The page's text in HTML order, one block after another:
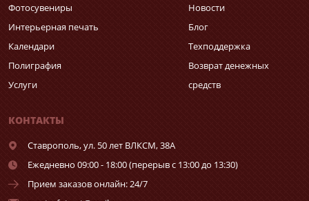
Фотосувениры
Интерьерная печать
Календари
Полиграфия
Услуги
Новости
Блог
Техподдержка
Возврат денежных
средств
КОНТАКТЫ
Ставрополь,ул. 50 лет ВЛКСМ, 38А
Ежедневно 09:00 - 18:00 (перерыв с 13:00 до 13:30)
Прием заказов онлайн: 24/7